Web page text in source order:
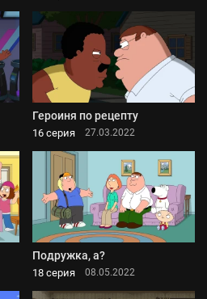
Героиня по рецепту
16 серия 27.03.2022
Подружка, а?
18 серия 08.05.2022